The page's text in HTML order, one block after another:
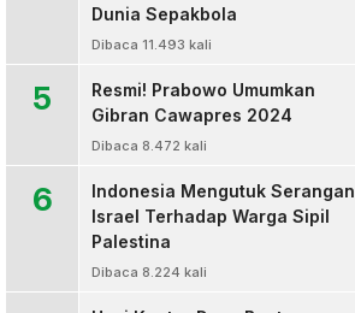
Dunia Sepakbola
Dibaca 11.493 kali
5
Resmi! Prabowo Umumkan
Gibran Cawapres 2024
Dibaca 8.472 kali
6
Indonesia Mengutuk Serangan
Israel Terhadap Warga Sipil
Palestina
Dibaca 8.224 kali